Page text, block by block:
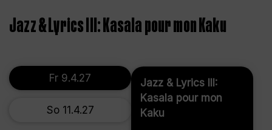
Jazz & Lyrics III: Kasala pour mon Kaku
Fr 9.4.27
So 11.4.27
Jazz & Lyrics III:
Kasala pour mon
Kaku